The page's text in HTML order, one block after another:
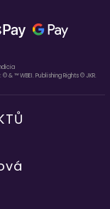
& ™ WBEI. Publishing Rights © JKR.